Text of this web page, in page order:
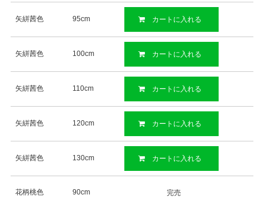
矢絣茜色 95cm カートに入れる
矢絣茜色 100cm カートに入れる
矢絣茜色 110cm カートに入れる
矢絣茜色 120cm カートに入れる
矢絣茜色 130cm カートに入れる
花柄桃色 90cm 完売